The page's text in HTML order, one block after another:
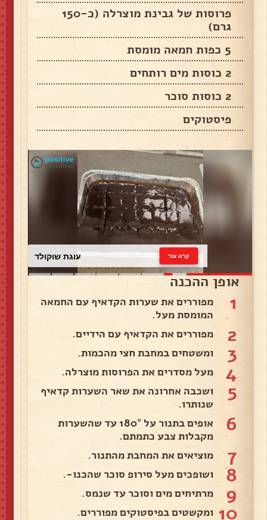
פרוסות של גבינת מוצרלה (כ-150
גרם)
5 כפות חמאה מומסת
2 כוסות מים רותחים
2 כוסות סוכר
פיסטוקים
עוגת שוקולד קרא עוד
אופן ההכנה
1
מפוררים את שערות הקדאיף עם החמאה
המומסת מעל.
2 מפוררים את הקדאיף עם הידיים.
3 ומשטחים במחבת חצי מהכמות.
4 מעל מסדרים את הפרוסות מוצרלה.
5
ושכבה אחרונה את שאר השערות קדאיף
שנותרו.
6
אופים בתנור על 180° עד שהשערות
מקבלות צבע כתמתם.
7 מוציאים את המחבת מהתנור.
8 ושופכים מעל סירופ סוכר שהכנו-.
9 מרתיחים מים וסוכר עד שנמס.
10 ומקשטים בפיסטוקים מפוררים.